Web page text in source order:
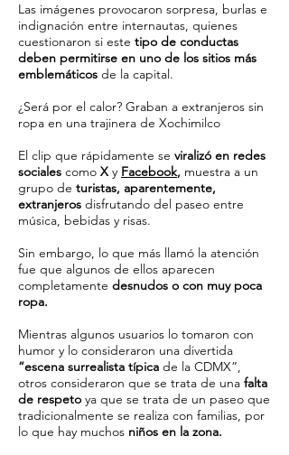
Las imágenes provocaron sorpresa, burlas e
indignación entre internautas, quienes
cuestionaron si este tipo de conductas
deben permitirse en uno de los sitios más
emblemáticos de la capital.
¿Será por el calor? Graban a extranjeros sin
ropa en una trajinera de Xochimilco
El clip que rápidamente se viralizó en redes
sociales como Xy Facebook, muestra a un
grupo de turistas, aparentemente,
extranjeros disfrutando del paseo entre
música, bebidas y risas.
Sin embargo, lo que más llamó la atención
fue que algunos de ellos aparecen
completamente desnudos o con muy poca
ropa.
Mientras algunos usuarios lo tomaron con
humor y lo consideraron una divertida
“escena surrealista típica de la CDMX”,
otros consideraron que se trata de una falta
de respeto ya que se trata de un paseo que
tradicionalmente se realiza con familias, por
lo que hay muchos niños en la zona.